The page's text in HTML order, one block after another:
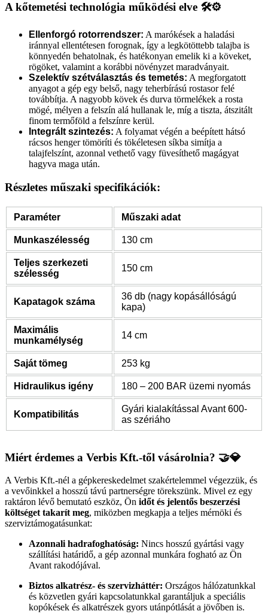
A kőtemetési technológia működési elve 🛠️⚙️
Ellenforgó rotorrendszer: A marókések a haladási
iránnyal ellentétesen forognak, így a legkötöttebb talajba is
könnyedén behatolnak, és hatékonyan emelik ki a köveket,
rögöket, valamint a korábbi növényzet maradványait.
Szelektív szétválasztás és temetés: A megforgatott
anyagot a gép egy belső, nagy teherbírású rostasor felé
továbbítja. A nagyobb kövek és durva törmelékek a rosta
mögé, mélyen a felszín alá hullanak le, míg a tiszta, átszitált
finom termőföld a felszínre kerül.
Integrált szintezés: A folyamat végén a beépített hátsó
rácsos henger tömöríti és tökéletesen síkba simítja a
talajfelszínt, azonnal vethető vagy füvesíthető magágyat
hagyva maga után.
Részletes műszaki specifikációk:
Paraméter Műszaki adat
Munkaszélesség 130 cm
Teljes szerkezeti
szélesség
150 cm
Kapatagok száma
36 db (nagy kopásállóságú
kapa)
Maximális
munkamélység
14 cm
Saját tömeg 253 kg
Hidraulikus igény 180 – 200 BAR üzemi nyomás
Kompatibilitás
Gyári kialakítással Avant 600-
as szériáho
Miért érdemes a Verbis Kft.-től vásárolnia? 🤝💎
A Verbis Kft.-nél a gépkereskedelmet szakértelemmel végezzük, és
a vevőinkkel a hosszú távú partnerségre törekszünk. Mivel ez egy
raktáron lévő bemutató eszköz, Ön időt és jelentős beszerzési
költséget takarít meg, miközben megkapja a teljes mérnöki és
szerviztámogatásunkat:
Azonnali hadrafoghatóság: Nincs hosszú gyártási vagy
szállítási határidő, a gép azonnal munkára fogható az Ön
Avant rakodójával.
Biztos alkatrész- és szervizháttér: Országos hálózatunkkal
és közvetlen gyári kapcsolatunkkal garantáljuk a speciális
kopókések és alkatrészek gyors utánpótlását a jövőben is.